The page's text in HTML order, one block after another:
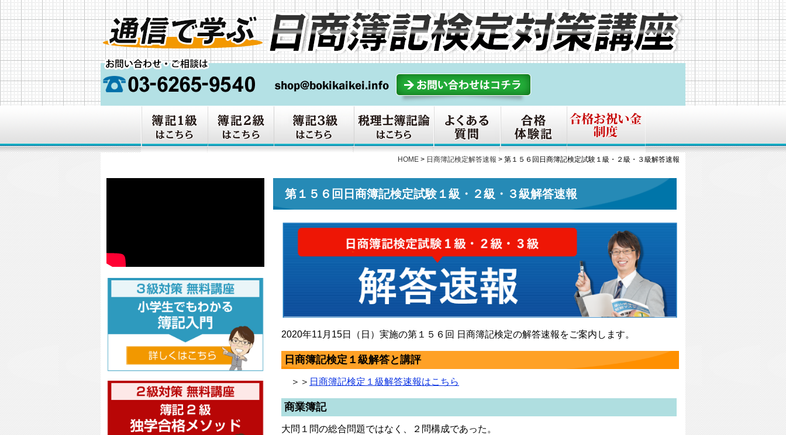
HOME > 日商簿記検定解答速報 > 第１５６回日商簿記検定試験１級・２級・３級解答速報
第１５６回日商簿記検定試験１級・２級・３級解答速報
2020年11月15日（日）実施の第１５６回 日商簿記検定の解答速報をご案内します。
日商簿記検定１級解答と講評
＞＞ 日商簿記検定１級解答速報はこちら
商業簿記
大問１問の総合問題ではなく、２問構成であった。